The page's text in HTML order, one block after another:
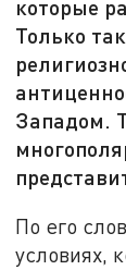
которые
Только
Западом.
По его
условиях,